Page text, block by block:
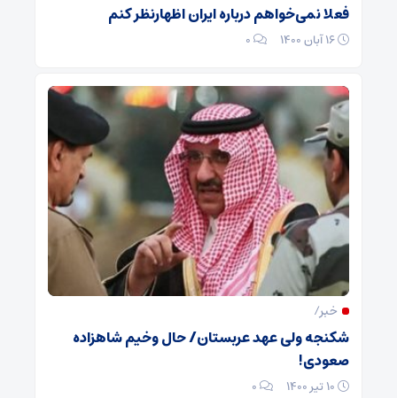
فعلا نمی‌خواهم درباره ایران اظهارنظر کنم
۰
خبر/
شکنجه ولی عهد عربستان/ حال وخیم شاهزاده
صعودی!
۰